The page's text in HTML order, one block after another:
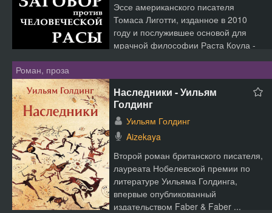
Эссе американского писателя
Томаса Лиготти, изданное в 2010
году и послужившее основой для
мрачной философии Раста Коула -
Роман, проза
Наследники - Уильям
Голдинг
Уильям Голдинг
Aizekaya
Второй роман британского писателя,
лауреата Нобелевской премии по
литературе Уильяма Голдинга,
впервые опубликованный
издательством Faber & Faber ...